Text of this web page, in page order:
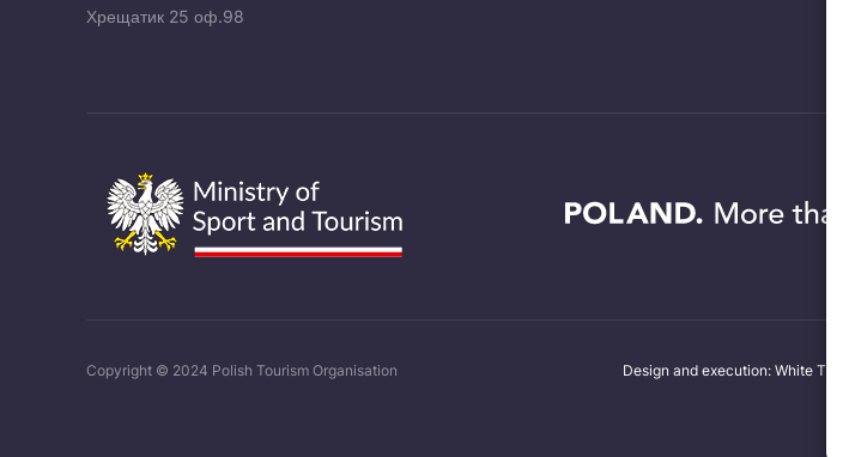
Хрещатик 25 оф.98
Copyright © 2024 Polish Tourism Organisation Design and execution: White Tiger